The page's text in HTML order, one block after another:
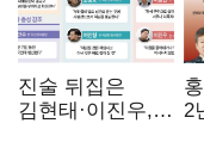
진술 뒤집은
김현태·이진우,
2